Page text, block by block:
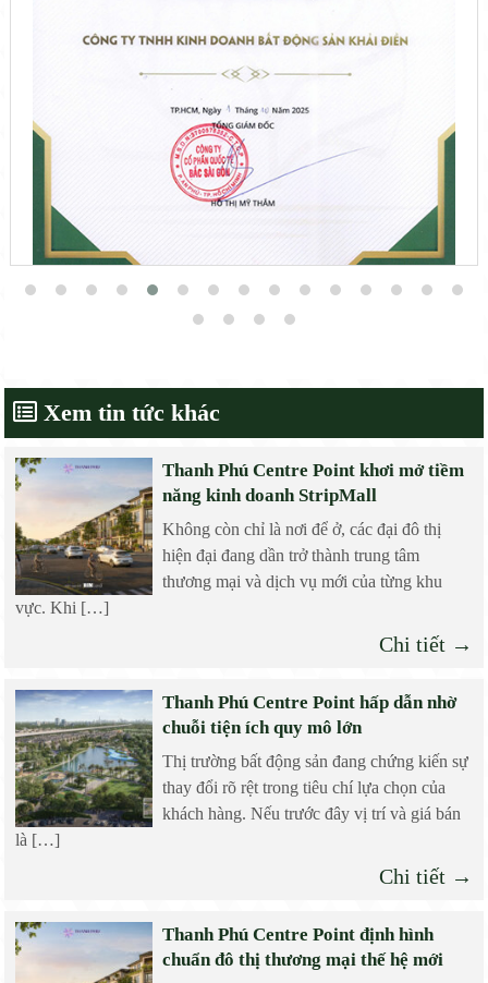
Xem tin tức khác
Thanh Phú Centre Point khơi mở tiềm
năng kinh doanh StripMall
Không còn chỉ là nơi để ở, các đại đô thị
hiện đại đang dần trở thành trung tâm
thương mại và dịch vụ mới của từng khu
vực. Khi […]
Chi tiết →
Thanh Phú Centre Point hấp dẫn nhờ
chuỗi tiện ích quy mô lớn
Thị trường bất động sản đang chứng kiến sự
thay đổi rõ rệt trong tiêu chí lựa chọn của
khách hàng. Nếu trước đây vị trí và giá bán
là […]
Chi tiết →
Thanh Phú Centre Point định hình
chuẩn đô thị thương mại thế hệ mới